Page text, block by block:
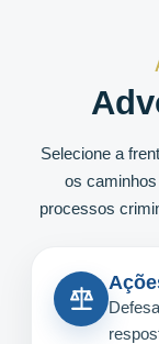
Selecione a
os
processos